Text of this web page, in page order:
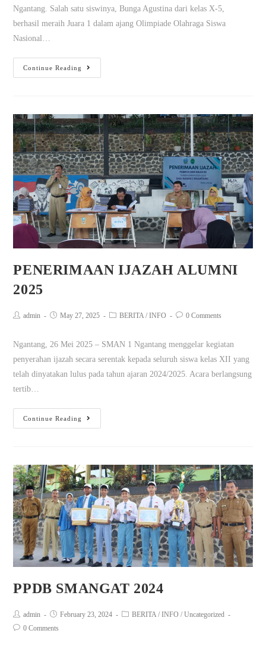
Ngantang. Salah satu siswinya, Bunga Agustina dari kelas X-5,
berhasil meraih Juara 1 dalam ajang Olimpiade Olahraga Siswa
Nasional…
Continue Reading
PENERIMAAN IJAZAH ALUMNI
2025
admin May 27, 2025 BERITA / INFO 0 Comments
Ngantang, 26 Mei 2025 – SMAN 1 Ngantang menggelar kegiatan
penyerahan ijazah secara serentak kepada seluruh siswa kelas XII yang
telah dinyatakan lulus pada tahun ajaran 2024/2025. Acara berlangsung
tertib…
Continue Reading
PPDB SMANGAT 2024
admin February 23, 2024 BERITA / INFO / Uncategorized
0 Comments